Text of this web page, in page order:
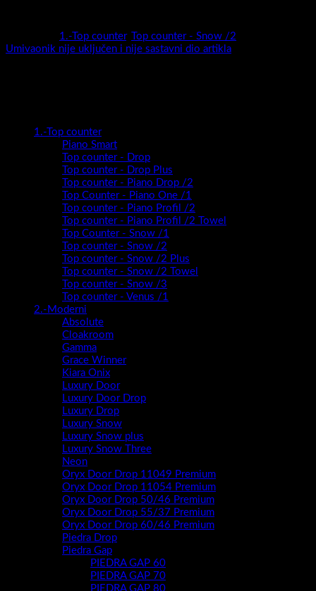
1.-Top counter, Top counter - Snow /2
Umivaonik nije uključen i nije sastavni dio artikla
1.-Top counter
Piano Smart
Top counter - Drop
Top counter - Drop Plus
Top counter - Piano Drop /2
Top Counter - Piano One /1
Top counter - Piano Profil /2
Top counter - Piano Profil /2 Towel
Top Counter - Snow /1
Top counter - Snow /2
Top counter - Snow /2 Plus
Top counter - Snow /2 Towel
Top counter - Snow /3
Top counter - Venus /1
2.-Moderni
Absolute
Cloakroom
Gamma
Grace Winner
Kiara Onix
Luxury Door
Luxury Door Drop
Luxury Drop
Luxury Snow
Luxury Snow plus
Luxury Snow Three
Neon
Oryx Door Drop 11049 Premium
Oryx Door Drop 11054 Premium
Oryx Door Drop 50/46 Premium
Oryx Door Drop 55/37 Premium
Oryx Door Drop 60/46 Premium
Piedra Drop
Piedra Gap
PIEDRA GAP 60
PIEDRA GAP 70
PIEDRA GAP 80